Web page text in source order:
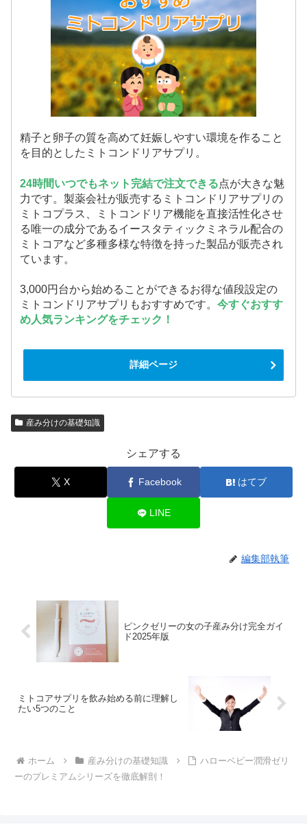
精子と卵子の質を高めて妊娠しやすい環境を作ること
を目的としたミトコンドリアサプリ。
24時間いつでもネット完結で注文できる点が大きな魅
力です。製薬会社が販売するミトコンドリアサプリの
ミトコプラス、ミトコンドリア機能を直接活性化させ
る唯一の成分であるイースタティックミネラル配合の
ミトコアなど多種多様な特徴を持った製品が販売され
ています。
3,000円台から始めることができるお得な値段設定の
ミトコンドリアサプリもおすすめです。今すぐおすす
め人気ランキングをチェック！
詳細ページ
産み分けの基礎知識
シェアする
X Facebook はてブ
LINE
編集部執筆
ピンクゼリーの女の子産み分け完全ガイ
ド2025年版
ミトコアサプリを飲み始める前に理解し
たい5つのこと
ホーム 産み分けの基礎知識
ハローベビー潤滑ゼリ
ーのプレミアムシリーズを徹底解剖！